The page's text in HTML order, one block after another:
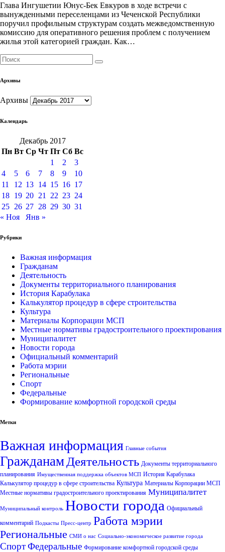
Глава Ингушетии Юнус-Бек Евкуров в ходе встречи с
вынужденными переселенцами из Чеченской Республики
поручил профильным структурам создать межведомственную
комиссию для оперативного решения проблем с получением
жилья этой категорией граждан. Как…
Архивы
Архивы
Календарь
Декабрь 2017
Пн Вт Ср Чт Пт Сб Вс
1
2
3
4
5 6 7 8 9
10
11
12 13 14 15 16 17
18 19 20 21 22 23 24
25 26 27 28 29 30 31
« Ноя
Янв »
Рубрики
Важная информация
Гражданам
Деятельность
Документы территориального планирования
История Карабулака
Калькулятор процедур в сфере строительства
Культура
Материалы Корпорации МСП
Местные нормативы градостроительного проектирования
Муниципалитет
Новости города
Официальный комментарий
Работа мэрии
Региональные
Спорт
Федеральные
Формирование комфортной городской среды
Метки
Важная информация Главные события
Гражданам Деятельность Документы территориального
планирования Имущественная поддержка объектов МСП История Карабулака
Калькулятор процедур в сфере строительства Культура Материалы Корпорации МСП
Местные нормативы градостроительного проектирования Муниципалитет
Муниципальный контроль Новости города Официальный
комментарий Подкасты Пресс-центр Работа мэрии
Региональные СМИ о нас Социально-экономическое развитие города
СпортФедеральные Формирование комфортной городской среды